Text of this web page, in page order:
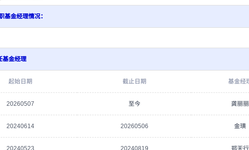
基金经理情况：
基金经理
起始日期 截止日期 基金经
20260507 至今 龚丽丽
20240614 20260506 金璜
20240523 20240819 郑天行